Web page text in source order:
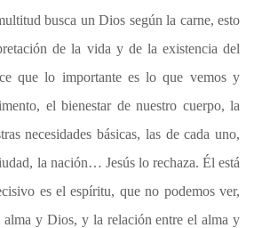
busca un Dios según la carne, esto
de la vida y de la existencia del
que lo importante es lo que vemos y
el bienestar de nuestro cuerpo, la
necesidades básicas, las de cada uno,
la nación… Jesús lo rechaza. Él está
es el espíritu, que no podemos ver,
y Dios, y la relación entre el alma y